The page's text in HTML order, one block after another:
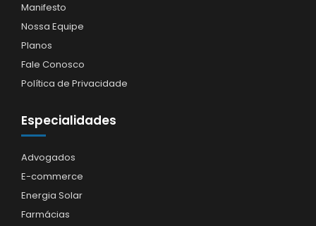
Manifesto
Nossa Equipe
Planos
Fale Conosco
Política de Privacidade
Especialidades
Advogados
E-commerce
Energia Solar
Farmácias